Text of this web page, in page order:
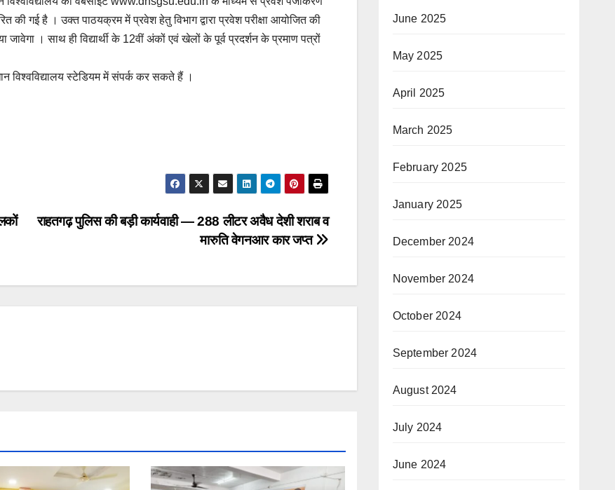
की गई है । उक्त पाठयक्रम में प्रवेश हेतु विभाग द्वारा प्रवेश परीक्षा आयोजित की
। साथ ही विद्यार्थी के 12वीं अंकों एवं खेलों के पूर्व प्रदर्शन के प्रमाण पत्रों
विश्वविद्यालय स्टेडियम में संपर्क कर सकते हैं ।
राहतगढ़ पुलिस की बड़ी कार्यवाही — 288 लीटर अवैध देशी शराब व
मारुति वेगनआर कार जप्त
June 2025
May 2025
April 2025
March 2025
February 2025
January 2025
December 2024
November 2024
October 2024
September 2024
August 2024
July 2024
June 2024